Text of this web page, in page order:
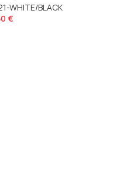
WHITE/BLACK
€